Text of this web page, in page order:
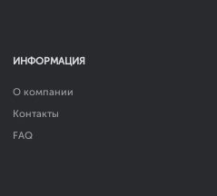
ИНФОРМАЦИЯ
О компании
Контакты
FAQ